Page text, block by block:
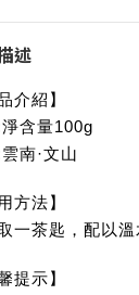
述
介紹】
含量100g
南·文山
方法】
一茶匙，配以溫
提示】